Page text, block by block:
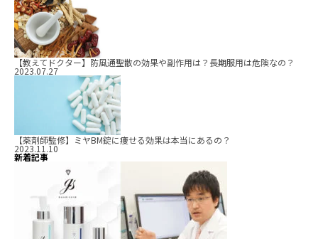
【教えてドクター】防風通聖散の効果や副作用は？長期服用は危険なの？
2023.07.27
【薬剤師監修】ミヤBM錠に痩せる効果は本当にあるの？
2023.11.10
新着記事